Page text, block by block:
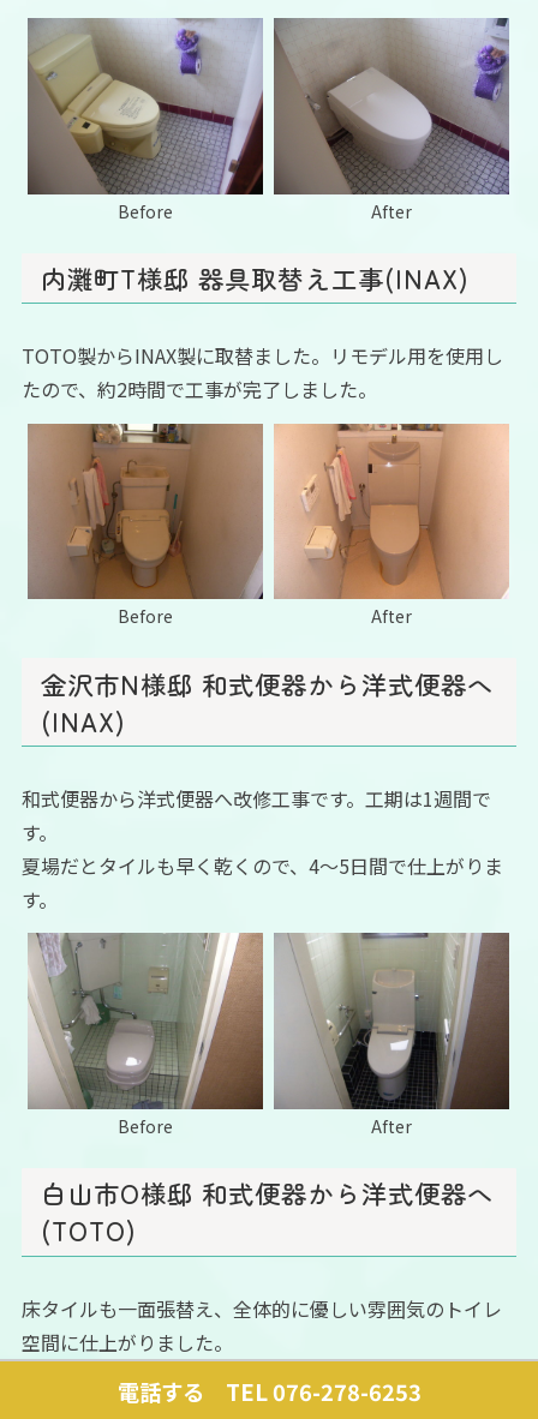
Before After
内灘町T様邸 器具取替え工事(INAX)
TOTO製からINAX製に取替ました。リモデル用を使用し
たので、約2時間で工事が完了しました。
Before After
金沢市N様邸 和式便器から洋式便器へ
(INAX)
和式便器から洋式便器へ改修工事です。工期は1週間で
す。
夏場だとタイルも早く乾くので、4〜5日間で仕上がりま
す。
Before After
白山市O様邸 和式便器から洋式便器へ
(TOTO)
床タイルも一面張替え、全体的に優しい雰囲気のトイレ
空間に仕上がりました。
当初は、洋式便器へのみの変更でしたが、一体感を出す
ために小便器、手洗器も取替ました。
電話する TEL 076-278-6253